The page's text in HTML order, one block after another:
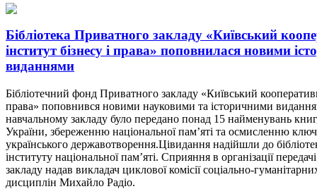
Бібліотека Приватного закладу «Київський
інститут бізнесу і права» поповнилася новими
виданнями
Бібліотечний фонд Приватного закладу «Київський
права» поповнився новими науковими та історичними
навчальному закладу було передано понад 15 найменувань
України, збереженню національної пам’яті та осмисленню
українського державотворення.Цівидання надійшли до
інституту національної пам’яті. Сприяння в організації
закладу надав викладач циклової комісії соціально-
дисциплін Михайло Радіо.